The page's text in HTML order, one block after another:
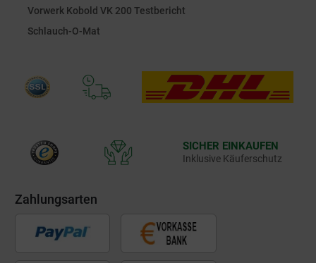
Vorwerk Kobold VK 200 Testbericht
Schlauch-O-Mat
SICHER EINKAUFEN
Inklusive Käuferschutz
Zahlungsarten